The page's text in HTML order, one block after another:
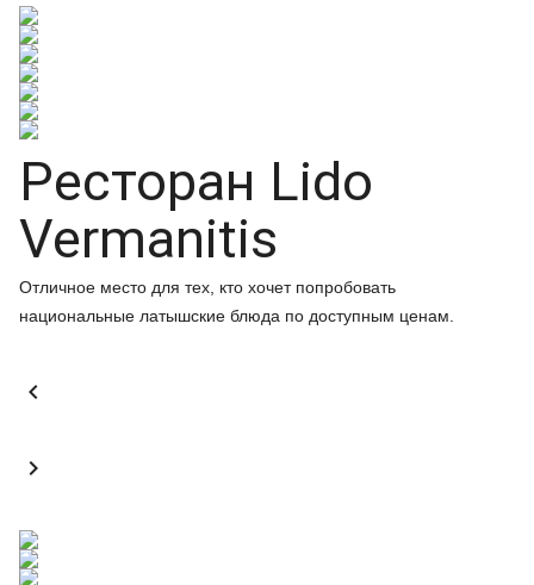
Ресторан Lido
Vermanitis
Отличное место для тех, кто хочет попробовать
национальные латышские блюда по доступным ценам.

